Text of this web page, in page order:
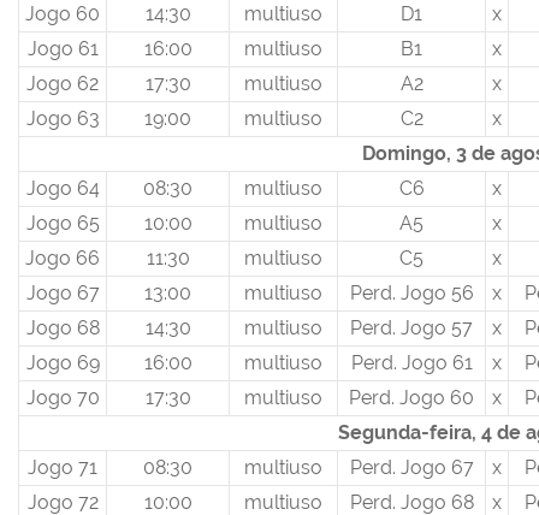
Jogo 60
14:30 multiuso D1
x
Jogo 61
16:00 multiuso B1
x
Jogo 62
17:30 multiuso A2
x
Jogo 63
19:00 multiuso C2
x
Domingo, 3 de
Jogo 64
08:30 multiuso C6
x
Jogo 65
10:00 multiuso A5
x
Jogo 66
11:30 multiuso C5
x
Jogo 67
13:00 multiuso Perd. Jogo 56 x
Jogo 68
14:30 multiuso Perd. Jogo 57 x
Jogo 69
16:00 multiuso Perd. Jogo 61 x
Jogo 70
17:30 multiuso Perd. Jogo 60 x
Segunda-feira, 4 de
Jogo 71
08:30 multiuso Perd. Jogo 67 x
Jogo 72
10:00 multiuso Perd. Jogo 68 x